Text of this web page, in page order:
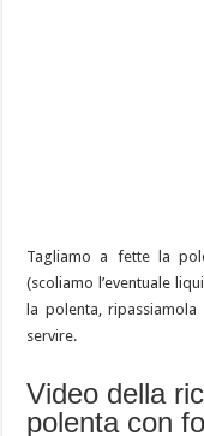
Tagliamo a fette la
(scoliamo l’eventuale
la polenta,
servire.
Video della
polenta con